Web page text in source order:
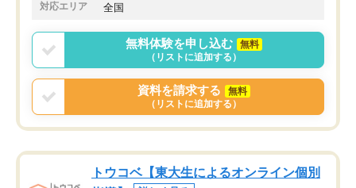
対応エリア 全国
無料体験を申し込む
無料
（リストに追加する）
資料を請求する
無料
（リストに追加する）
トウコベ【東大生によるオンライン個別